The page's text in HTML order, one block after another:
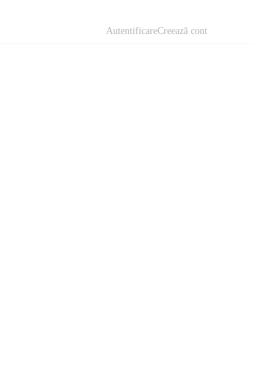
AutentificareCreează cont